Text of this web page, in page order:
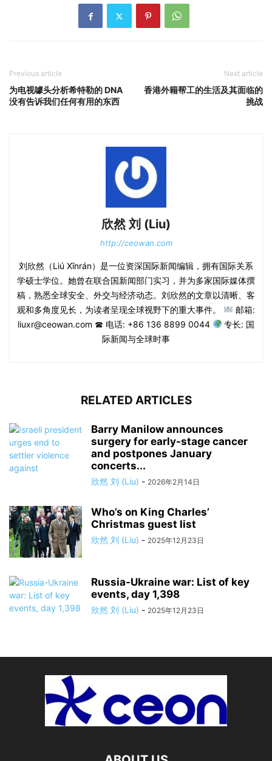
Previous article
为电视噱头分析希特勒的 DNA
没有告诉我们任何有用的东西
Next article
香港外籍帮工的生活及其面临的
挑战
欣然 刘 (Liu)
http://ceowan.com
刘欣然（Liú Xīnrán）是一位资深国际新闻编辑，拥有国际关系
学硕士学位。她曾在联合国新闻部门实习，并为多家国际媒体撰
稿，熟悉全球安全、外交与经济动态。刘欣然的文章以清晰、客
观和多角度见长，为读者呈现全球视野下的重大事件。
邮箱:
liuxr@ceowan.com ☎ 电话: +86 136 8899 0044
专长: 国
际新闻与全球时事
RELATED ARTICLES
Barry Manilow announces
surgery for early-stage cancer
and postpones January
concerts...
欣然 刘 (Liu) - 2026年2月14日
Who’s on King Charles’
Christmas guest list
欣然 刘 (Liu) - 2025年12月23日
Russia-Ukraine war: List of key
events, day 1,398
欣然 刘 (Liu) - 2025年12月23日